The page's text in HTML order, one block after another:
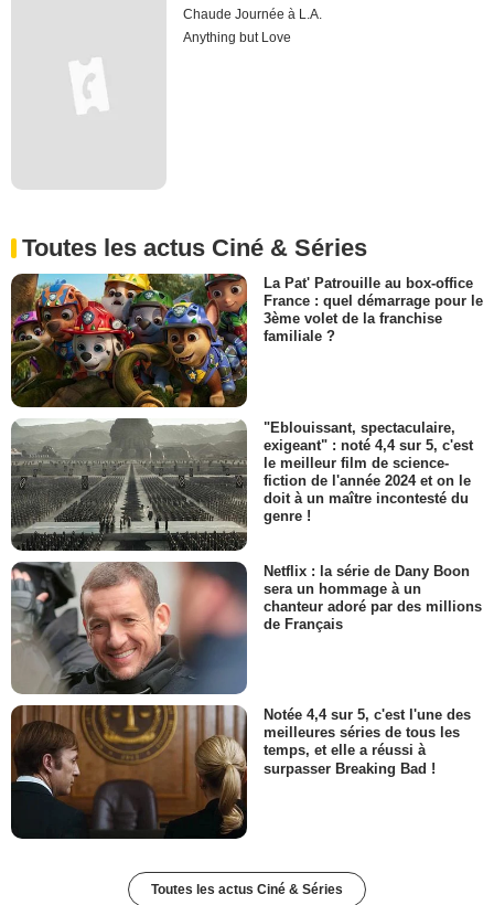
Chaude Journée à L.A.
Anything but Love
Toutes les actus Ciné & Séries
La Pat' Patrouille au box-office
France : quel démarrage pour le
3ème volet de la franchise
familiale ?
"Eblouissant, spectaculaire,
exigeant" : noté 4,4 sur 5, c'est
le meilleur film de science-
fiction de l'année 2024 et on le
doit à un maître incontesté du
genre !
Netflix : la série de Dany Boon
sera un hommage à un
chanteur adoré par des millions
de Français
Notée 4,4 sur 5, c'est l'une des
meilleures séries de tous les
temps, et elle a réussi à
surpasser Breaking Bad !
Toutes les actus Ciné & Séries